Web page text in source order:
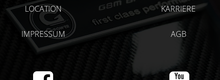
LOCATION KARRIERE
IMPRESSUM AGB